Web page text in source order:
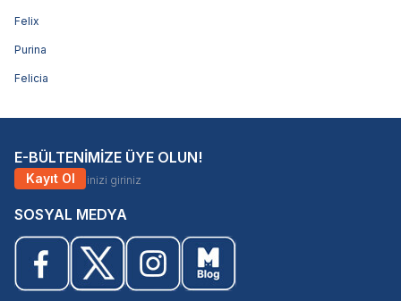
Felix
Purina
Felicia
E-BÜLTENİMİZE ÜYE OLUN!
Kayıt Ol
SOSYAL MEDYA